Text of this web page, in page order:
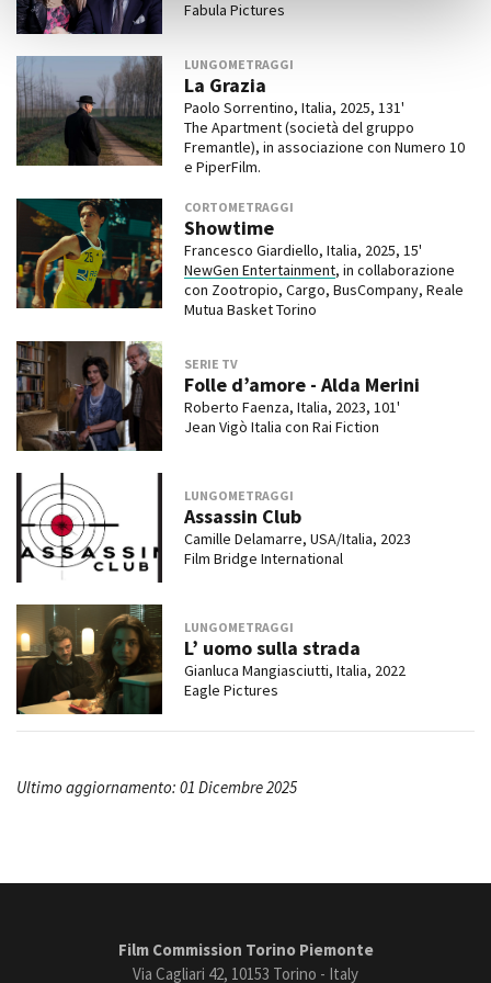
Fabula Pictures
LUNGOMETRAGGI
La Grazia
Paolo Sorrentino, Italia, 2025, 131'
The Apartment (società del gruppo
Fremantle), in associazione con Numero 10
e PiperFilm.
CORTOMETRAGGI
Showtime
Francesco Giardiello, Italia, 2025, 15'
NewGen Entertainment, in collaborazione
con Zootropio, Cargo, BusCompany, Reale
Mutua Basket Torino
SERIE TV
Folle d’amore - Alda Merini
Roberto Faenza, Italia, 2023, 101'
Jean Vigò Italia con Rai Fiction
LUNGOMETRAGGI
Assassin Club
Camille Delamarre, USA/Italia, 2023
Film Bridge International
LUNGOMETRAGGI
L’ uomo sulla strada
Gianluca Mangiasciutti, Italia, 2022
Eagle Pictures
Ultimo aggiornamento: 01 Dicembre 2025
Film Commission Torino Piemonte
Via Cagliari 42, 10153 Torino - Italy